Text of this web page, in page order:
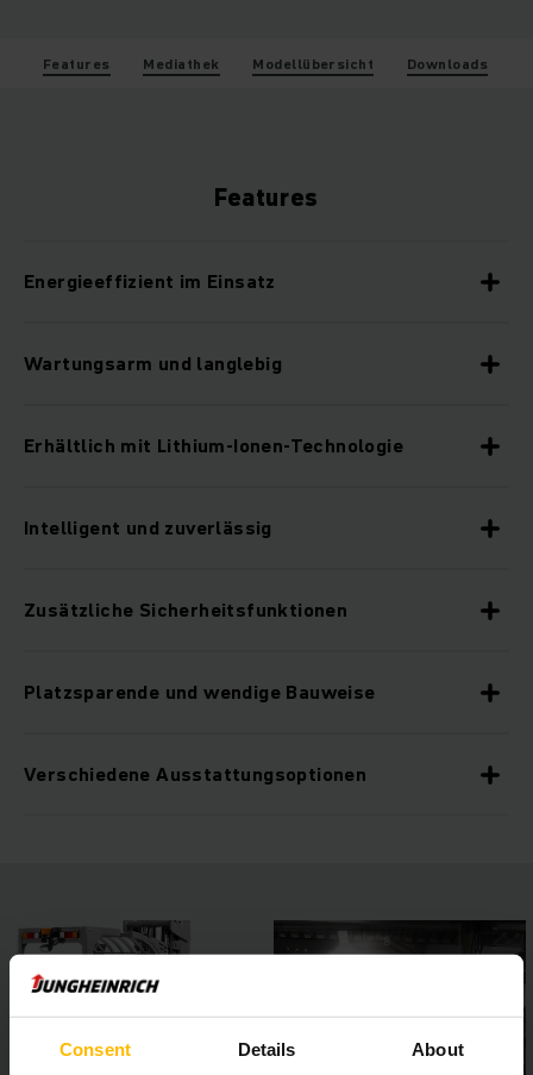
Consent Details About
Features Mediathek Modellübersicht Downloads
Features
Energieeffizient im Einsatz
Wartungsarm und langlebig
Erhältlich mit Lithium-Ionen-Technologie
Intelligent und zuverlässig
Zusätzliche Sicherheitsfunktionen
Platzsparende und wendige Bauweise
Verschiedene Ausstattungsoptionen